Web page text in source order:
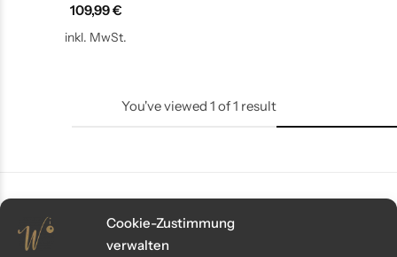
Cookie-Zustimmung
verwalten
109,99€
inkl. MwSt.
You've viewed 1 of1 result
Kundenservice